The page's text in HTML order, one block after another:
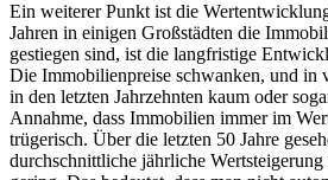
Ein weiterer Punkt ist die
Jahren in einigen Großstädten die
gestiegen sind, ist die langfristige
Die Immobilienpreise schwanken, und in
in den letzten Jahrzehnten kaum oder
Annahme, dass Immobilien immer im
trügerisch. Über die letzten 50 Jahre
durchschnittliche jährliche